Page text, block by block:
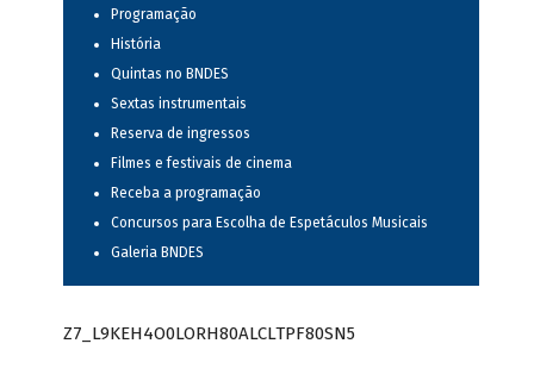
Programação
História
Quintas no BNDES
Sextas instrumentais
Reserva de ingressos
Filmes e festivais de cinema
Receba a programação
Concursos para Escolha de Espetáculos Musicais
Galeria BNDES
Z7_L9KEH4O0LORH80ALCLTPF80SN5